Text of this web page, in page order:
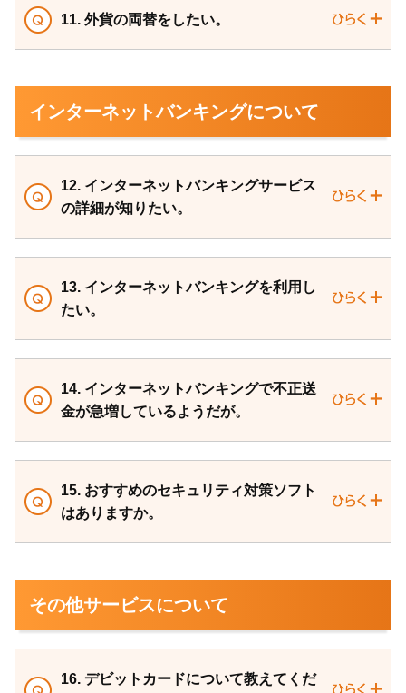
11. 外貨の両替をしたい。
インターネットバンキングについて
12. インターネットバンキングサービス
の詳細が知りたい。
13. インターネットバンキングを利用し
たい。
14. インターネットバンキングで不正送
金が急増しているようだが。
15. おすすめのセキュリティ対策ソフト
はありますか。
その他サービスについて
16. デビットカードについて教えてくだ